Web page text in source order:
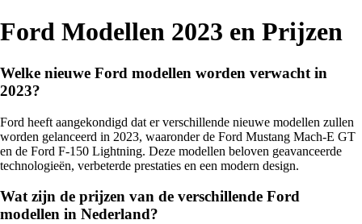
Ford Modellen 2023 en Prijzen
Welke nieuwe Ford modellen worden verwacht in
2023?
Ford heeft aangekondigd dat er verschillende nieuwe modellen zullen
worden gelanceerd in 2023, waaronder de Ford Mustang Mach-E GT
en de Ford F-150 Lightning. Deze modellen beloven geavanceerde
technologieën, verbeterde prestaties en een modern design.
Wat zijn de prijzen van de verschillende Ford
modellen in Nederland?